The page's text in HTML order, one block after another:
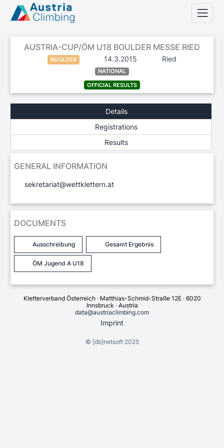
AUSTRIA-CUP/ÖM U18 BOULDER MESSE RIED
BOULDER 14.3.2015 Ried
NATIONAL
OFFICIAL RESULTS
Details
Registrations
Results
GENERAL INFORMATION
sekretariat@wettklettern.at
DOCUMENTS
Ausschreibung Gesamt Ergebnis
ÖM Jugend A U18
Kletterverband Österreich · Matthias-Schmid-Straße 12E · 6020
Innsbruck · Austria
data@austriaclimbing.com
Imprint
© [db]netsoft2025